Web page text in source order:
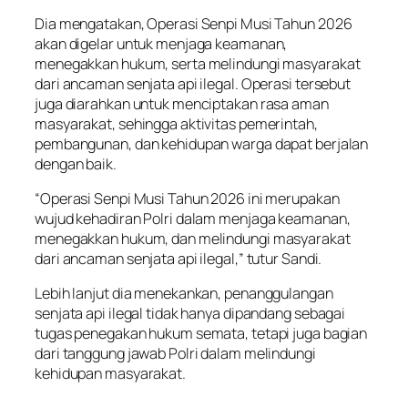
Dia mengatakan, Operasi Senpi Musi Tahun 2026
akan digelar untuk menjaga keamanan,
menegakkan hukum, serta melindungi masyarakat
dari ancaman senjata api ilegal. Operasi tersebut
juga diarahkan untuk menciptakan rasa aman
masyarakat, sehingga aktivitas pemerintah,
pembangunan, dan kehidupan warga dapat berjalan
dengan baik.
“Operasi Senpi Musi Tahun 2026 ini merupakan
wujud kehadiran Polri dalam menjaga keamanan,
menegakkan hukum, dan melindungi masyarakat
dari ancaman senjata api ilegal,” tutur Sandi.
Lebih lanjut dia menekankan, penanggulangan
senjata api ilegal tidak hanya dipandang sebagai
tugas penegakan hukum semata, tetapi juga bagian
dari tanggung jawab Polri dalam melindungi
kehidupan masyarakat.